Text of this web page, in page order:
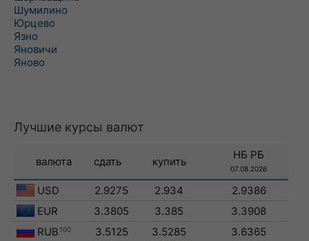
Шумилино
Юрцево
Язно
Яновичи
Яново
Лучшие курсы валют
валюта сдать купить
НБ РБ
07.08.2026
USD 2.9275 2.934
2.9386
EUR
3.3805 3.385
3.3908
RUB 100 3.5125 3.5285
3.6365